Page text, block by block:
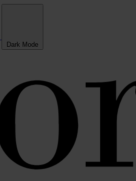
Dark Mode